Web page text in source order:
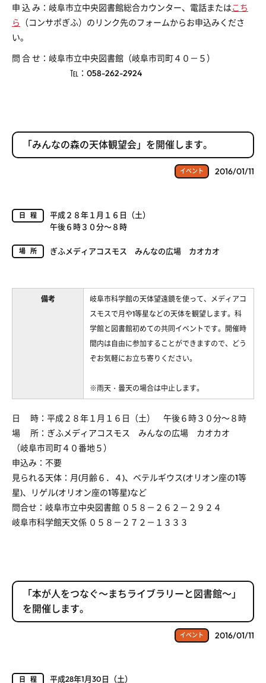
申 込 み：岐阜市立中央図書館総合カウンター、電話またはこち
ら
（コンサポぎふ）のリンク先のフォームからお申込みくださ
い。
問 合 せ：岐阜市立中央図書館（岐阜市司町４０－５）
℡：058-262-2924
「みんなの森の天体観望会」を開催します。
イベント 2016/01/11
日程
平成２８年１月１６日（土）
午後６時３０分～８時
場所 ぎふメディアコスモス みんなの広場 カオカオ
備考
岐阜市科学館の天体望遠鏡を使って、メディアコ
スモスで月や1等星などの天体を観望します。科
学館と図書館初めての共同イベントです。開催時
間内は自由に参加することができますので、どう
ぞお気軽にお立ち寄りください。
※雨天・曇天の場合は中止します。
日 時：平成２８年１月１６日（土） 午後６時３０分～８時
場 所：ぎふメディアコスモス みんなの広場 カオカオ
（岐阜市司町４０番地５）
申込み：不要
見られる天体：月(月齢６．４)、ベテルギウス(オリオン座の1等
星)、リゲル(オリオン座の1等星)など
問合せ：岐阜市立中央図書館 ０５８－２６２－２９２４
岐阜市科学館天文係 ０５８－２７２－１３３３
「本が人をつなぐ～まちライブラリーと図書館～」
を開催します。
イベント 2016/01/11
日程 平成28年1月30日（土）